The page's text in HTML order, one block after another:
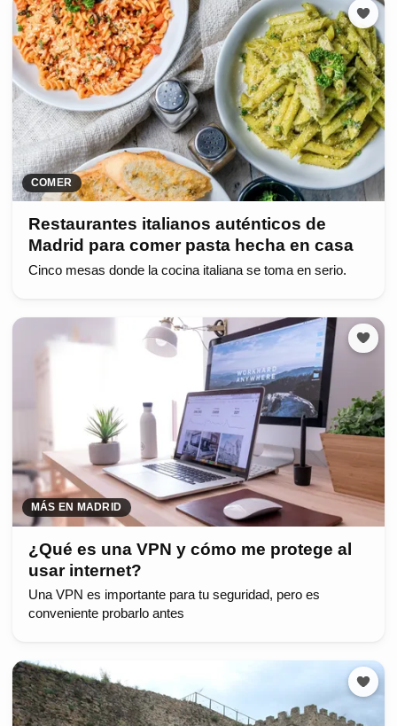
COMER
Restaurantes italianos auténticos de
Madrid para comer pasta hecha en casa
Cinco mesas donde la cocina italiana se toma en serio.
MÁS EN MADRID
¿Qué es una VPN y cómo me protege al
usar internet?
Una VPN es importante para tu seguridad, pero es
conveniente probarlo antes